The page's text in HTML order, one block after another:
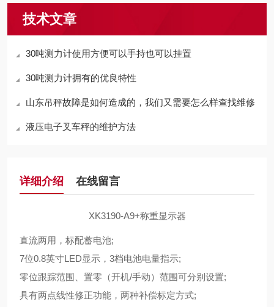
技术文章
30吨测力计使用方便可以手持也可以挂置
30吨测力计拥有的优良特性
山东吊秤故障是如何造成的，我们又需要怎么样查找维修
液压电子叉车秤的维护方法
详细介绍 在线留言
XK3190-A9+称重显示器
直流两用，标配蓄电池;
7位0.8英寸LED显示， 3档电池电量指示;
零位跟踪范围、置零（开机/手动）范围可分别设置;
具有两点线性修正功能，两种补偿标定方式;